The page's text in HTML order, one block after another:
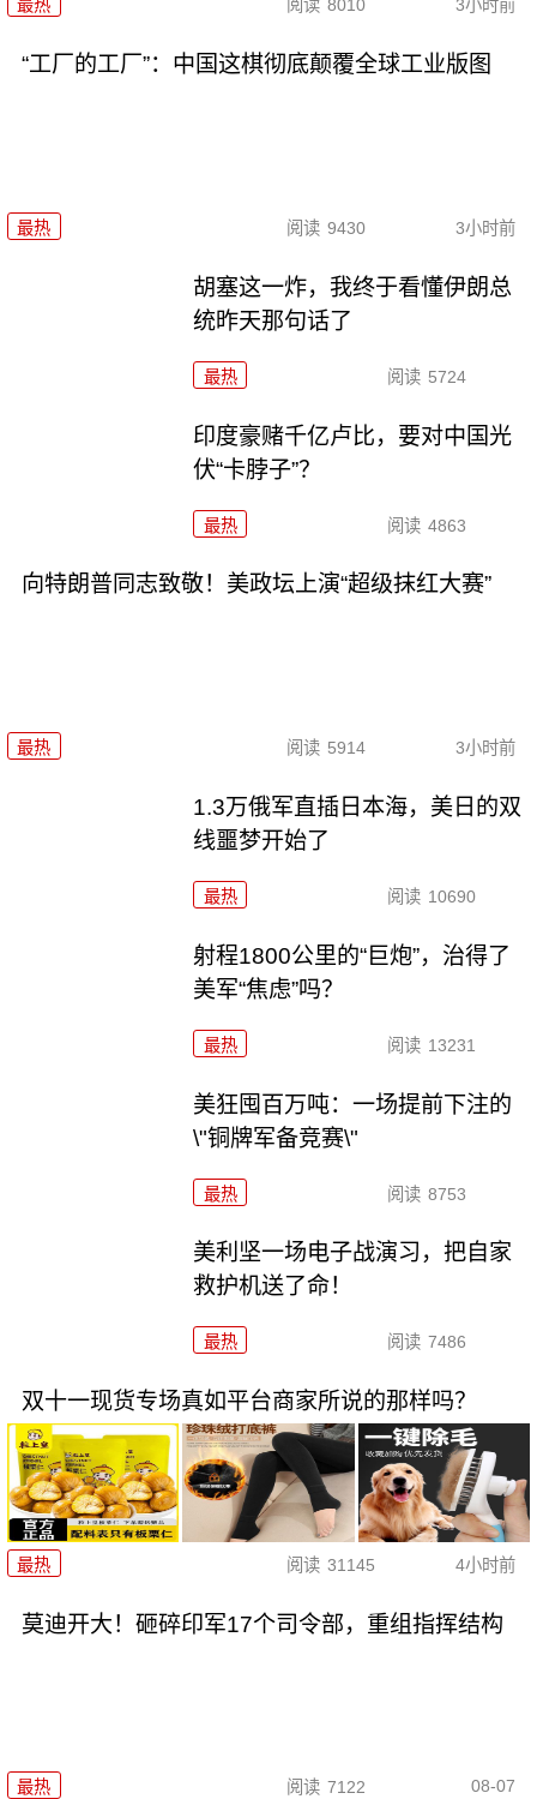
最热 阅读 8010 3小时前
“工厂的工厂”：中国这棋彻底颠覆全球工业版图
最热 阅读 9430 3小时前
胡塞这一炸，我终于看懂伊朗总
统昨天那句话了
最热 阅读 5724
印度豪赌千亿卢比，要对中国光
伏“卡脖子”？
最热 阅读 4863
向特朗普同志致敬！美政坛上演“超级抹红大赛”
最热 阅读 5914 3小时前
1.3万俄军直插日本海，美日的双
线噩梦开始了
最热 阅读 10690
射程1800公里的“巨炮”，治得了
美军“焦虑”吗？
最热 阅读 13231
美狂囤百万吨：一场提前下注的
\"铜牌军备竞赛\"
最热 阅读 8753
美利坚一场电子战演习，把自家
救护机送了命！
最热 阅读 7486
双十一现货专场真如平台商家所说的那样吗？
最热 阅读 31145 4小时前
莫迪开大！砸碎印军17个司令部，重组指挥结构
最热 阅读 7122 08-07